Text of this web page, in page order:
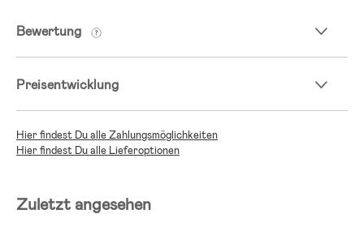
Bewertung
Preisentwicklung
Hier findest Du alle Zahlungsmöglichkeiten
Hier findest Du alle Lieferoptionen
Zuletzt angesehen